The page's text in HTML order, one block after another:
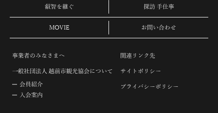
叡智を継ぐ 探訪 手仕事
MOVIE お問い合わせ
事業者のみなさまへ
一般社団法人 越前市観光協会について
会員紹介
入会案内
関連リンク先
サイトポリシー
プライバシーポリシー